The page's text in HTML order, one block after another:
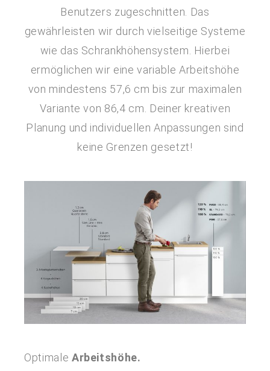
Benutzers zugeschnitten. Das
gewährleisten wir durch vielseitige Systeme
wie das Schrankhöhensystem. Hierbei
ermöglichen wir eine variable Arbeitshöhe
von mindestens 57,6 cm bis zur maximalen
Variante von 86,4 cm. Deiner kreativen
Planung und individuellen Anpassungen sind
keine Grenzen gesetzt!
Optimale Arbeitshöhe.